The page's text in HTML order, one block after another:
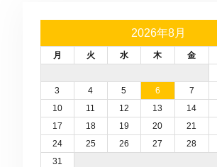
2026年8月
月 火 水 木 金
3
4 5 6 7
10
11 12 13 14
17
18 19 20 21
24
25 26 27 28
31